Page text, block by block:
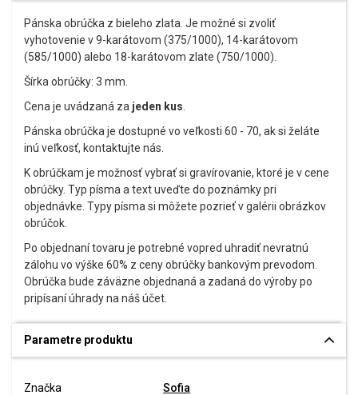
Pánska obrúčka z bieleho zlata. Je možné si zvoliť
vyhotovenie v 9-karátovom (375/1000), 14-karátovom
(585/1000) alebo 18-karátovom zlate (750/1000).
Šírka obrúčky: 3 mm.
Cena je uvádzaná za jeden kus
Pánska obrúčka je dostupné vo veľkosti 60 - 70, ak si želáte
inú veľkosť, kontaktujte nás.
K obrúčkam je možnosť vybrať si gravírovanie, ktoré je v cene
obrúčky. Typ písma a text uveďte do poznámky pri
objednávke. Typy písma si môžete pozrieť v galérii obrázkov
obrúčok.
Po objednaní tovaru je potrebné vopred uhradiť nevratnú
zálohu vo výške 60% z ceny obrúčky bankovým prevodom.
Obrúčka bude záväzne objednaná a zadaná do výroby po
pripísaní úhrady na náš účet.
Parametre produktu
Značka Sofia